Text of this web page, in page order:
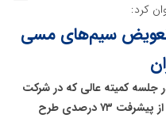
کرد:
طرح تعویض سیم‌های مسی
کمیته عالی که در شرکت
توزیع نیروی برق استان مرکزی برگزار شد از پیشرفت ۷۳ درصدی طرح